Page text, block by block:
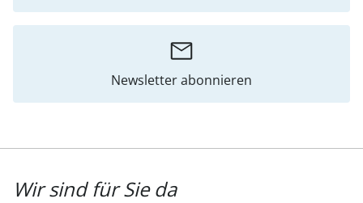
Newsletter abonnieren
Wir sind für Sie da